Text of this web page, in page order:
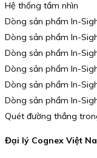
Hệ thống tầm nhìn
Dòng sản phẩm In-
Dòng sản phẩm In-
Dòng sản phẩm In-
Dòng sản phẩm In-
Dòng sản phẩm In-
Dòng sản phẩm In-
Quét đường thẳng
Đại lý Cognex Việt